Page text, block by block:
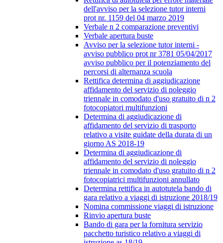
dell'avviso per la selezione tutor interni
prot nr. 1159 del 04 marzo 2019
Verbale n 2 comparazione preventivi
Verbale apertura buste
Avviso per la selezione tutor interni -
avviso pubblico prot nr 3781 05/04/2017
avviso pubblico per il potenziamento del
percorsi di alternanza scuola
Rettifica determina di aggiudicazione
affidamento del servizio di noleggio
triennale in comodato d'uso gratuito di n 2
fotocopiatori multifunzioni
Determina di aggiudicazione di
affidamento del servizio di trasporto
relativo a visite guidate della durata di un
giorno AS 2018-19
Determina di aggiudicazione di
affidamento del servizio di noleggio
triennale in comodato d'uso gratuito di n 2
fotocopiatrici multifunzioni annullato
Determina rettifica in autotutela bando di
gara relativo a viaggi di istruzione 2018/19
Nomina commissione viaggi di istruzione
Rinvio apertura buste
Bando di gara per la fornitura servizio
pacchetto turistico relativo a viaggi di